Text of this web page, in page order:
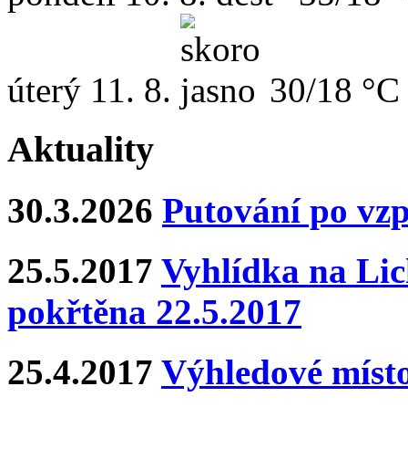
úterý 11. 8. 30/18 °C
Aktuality
30.3.2026 Putování po
25.5.2017 Vyhlídka na
pokřtěna 22.5.2017
25.4.2017 Výhledové